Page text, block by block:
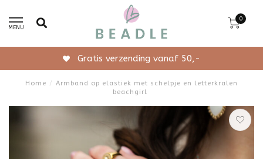
MENU
0
Gratis verzending vanaf 50,-
Home / Armband op elastiek met schelpje en letterkralen
beachgirl